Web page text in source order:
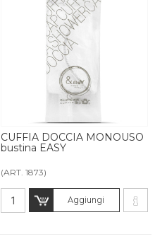
CUFFIA DOCCIA MONOUSO
bustina EASY
(ART. 1873)
Aggiungi